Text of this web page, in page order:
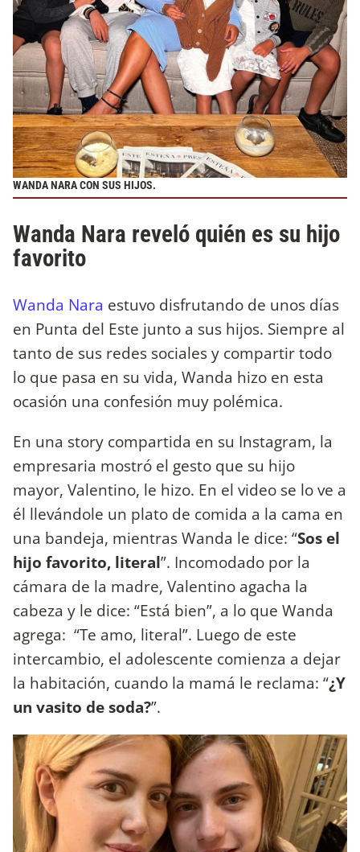
WANDA NARA CON SUS HIJOS.
Wanda Nara reveló quién es su hijo
favorito
Wanda Nara estuvo disfrutando de unos días
en Punta del Este junto a sus hijos. Siempre al
tanto de sus redes sociales y compartir todo
lo que pasa en su vida, Wanda hizo en esta
ocasión una confesión muy polémica.
En una story compartida en su Instagram, la
empresaria mostró el gesto que su hijo
mayor, Valentino, le hizo. En el video se lo ve a
él llevándole un plato de comida a la cama en
una bandeja, mientras Wanda le dice: “Sos el
hijo favorito, literal”. Incomodado por la
cámara de la madre, Valentino agacha la
cabeza y le dice: “Está bien”, a lo que Wanda
agrega: “Te amo, literal”. Luego de este
intercambio, el adolescente comienza a dejar
la habitación, cuando la mamá le reclama: “¿Y
un vasito de soda?”.